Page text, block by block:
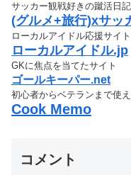
サッカー観戦好きの蹴活日記
(グルメ+旅行)xサッ
ローカルアイドル応援サイト
ローカルアイドル.jp
GKに焦点を当てたサイト
ゴールキーパー.net
初心者からベテランまで使
Cook Memo
コメント